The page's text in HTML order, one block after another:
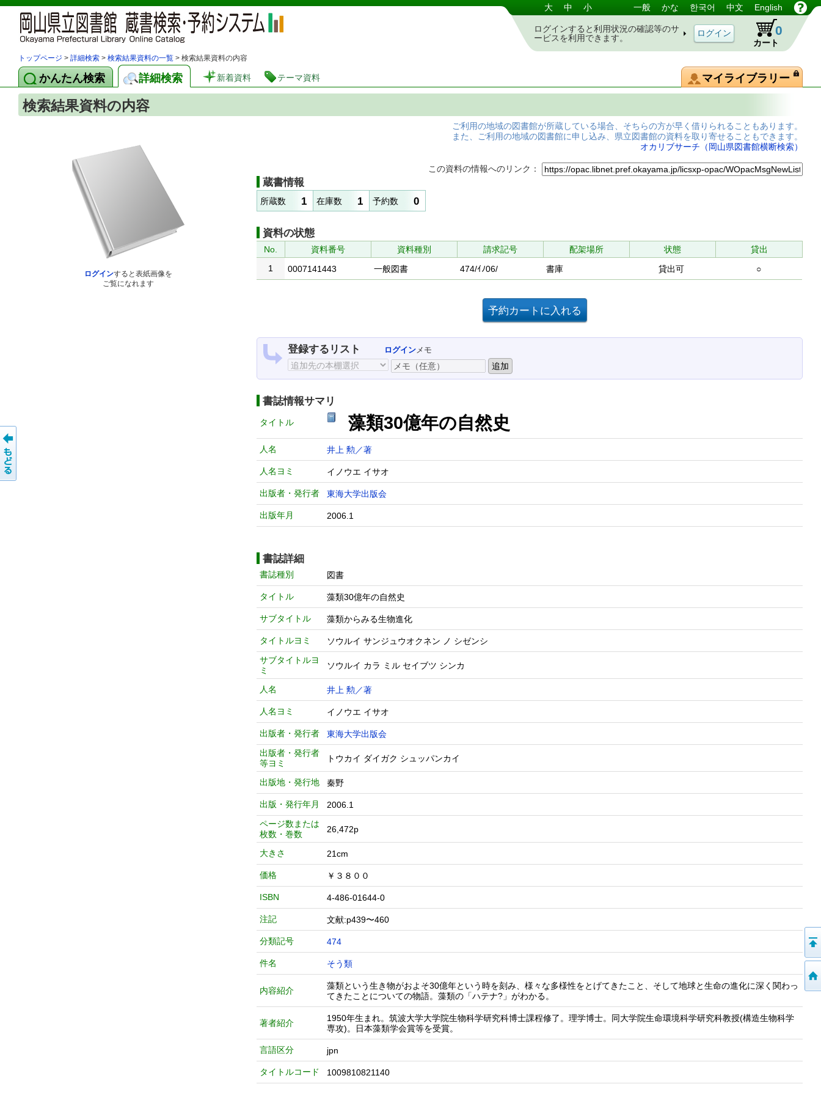
岡山県立図書館 蔵書検索・予約システム 大 中 小 一般 かな 한국어 中文 English
ログインすると利用状況の確認等のサ
ービスを利用できます。
カート
0
トップページ > 詳細検索 > 検索結果資料の一覧 > 検索結果資料の内容
かんたん検索 詳細検索 新着資料 テーマ資料 マイライブラリー
検索結果資料の内容
ログインすると表紙画像を
ご覧になれます
ご利用の地域の図書館が所蔵している場合、そちらの方が早く借りられることもあります。
また、ご利用の地域の図書館に申し込み、県立図書館の資料を取り寄せることもできます。
オカリブサーチ（岡山県図書館横断検索）
この資料の情報へのリンク：
蔵書情報
所蔵数 1 在庫数 1 予約数 0
資料の状態
No. 資料番号 資料種別 請求記号 配架場所 状態
貸出
1
0007141443 一般図書 474/ｲﾉ06/ 書庫 貸出可 ○
登録するリスト ログインメモ
書誌情報サマリ
タイトル 藻類30億年の自然史
人名 井上 勲／著
人名ヨミ イノウエ イサオ
出版者・発行者 東海大学出版会
出版年月 2006.1
書誌詳細
書誌種別 図書
タイトル 藻類30億年の自然史
サブタイトル 藻類からみる生物進化
タイトルヨミ
ソウルイ サンジュウオクネン ノ シゼンシ
サブタイトルヨ
ミ
ソウルイ カラ ミル セイブツ シンカ
人名 井上 勲／著
人名ヨミ イノウエ イサオ
出版者・発行者
東海大学出版会
出版者・発行者
等ヨミ
トウカイ ダイガク シュッパンカイ
出版地・発行地 秦野
出版・発行年月
2006.1
ページ数または
枚数・巻数
26,472p
大きさ 21cm
価格 ￥３８００
ISBN 4-486-01644-0
注記 文献:p439〜460
分類記号 474
件名 そう類
内容紹介
藻類という生き物がおよそ30億年という時を刻み、様々な多様性をとげてきたこと、そして地球と生命の進化に深く関わっ
てきたことについての物語。藻類の「ハテナ?」がわかる。
著者紹介
1950年生まれ。筑波大学大学院生物科学研究科博士課程修了。理学博士。同大学院生命環境科学研究科教授(構造生物科学
専攻)。日本藻類学会賞等を受賞。
言語区分 jpn
タイトルコード 1009810821140